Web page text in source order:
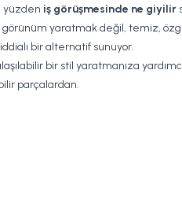
yüzden iş görüşmesinde ne giyilir
yaratmak değil, temiz,
bir alternatif sunuyor.
bir stil yaratmanıza
parçalardan.